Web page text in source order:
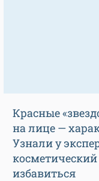
Красные
на лице —
Узнали у
косметический
избавиться